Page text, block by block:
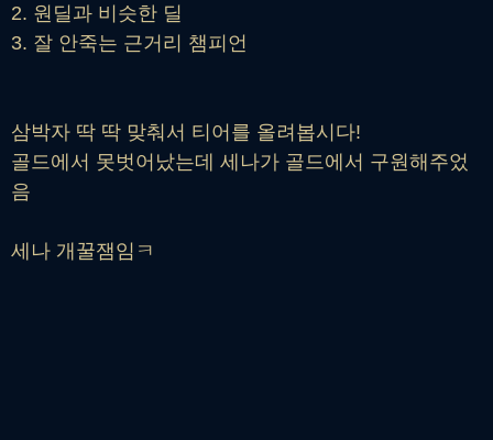
2. 원딜과 비슷한 딜
3. 잘 안죽는 근거리 챔피언
삼박자 딱 딱 맞춰서 티어를 올려봅시다!
골드에서 못벗어났는데 세나가 골드에서 구원해주었
음
세나 개꿀잼임ㅋ